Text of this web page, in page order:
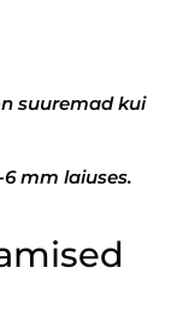
suuremad kui
mm laiuses.